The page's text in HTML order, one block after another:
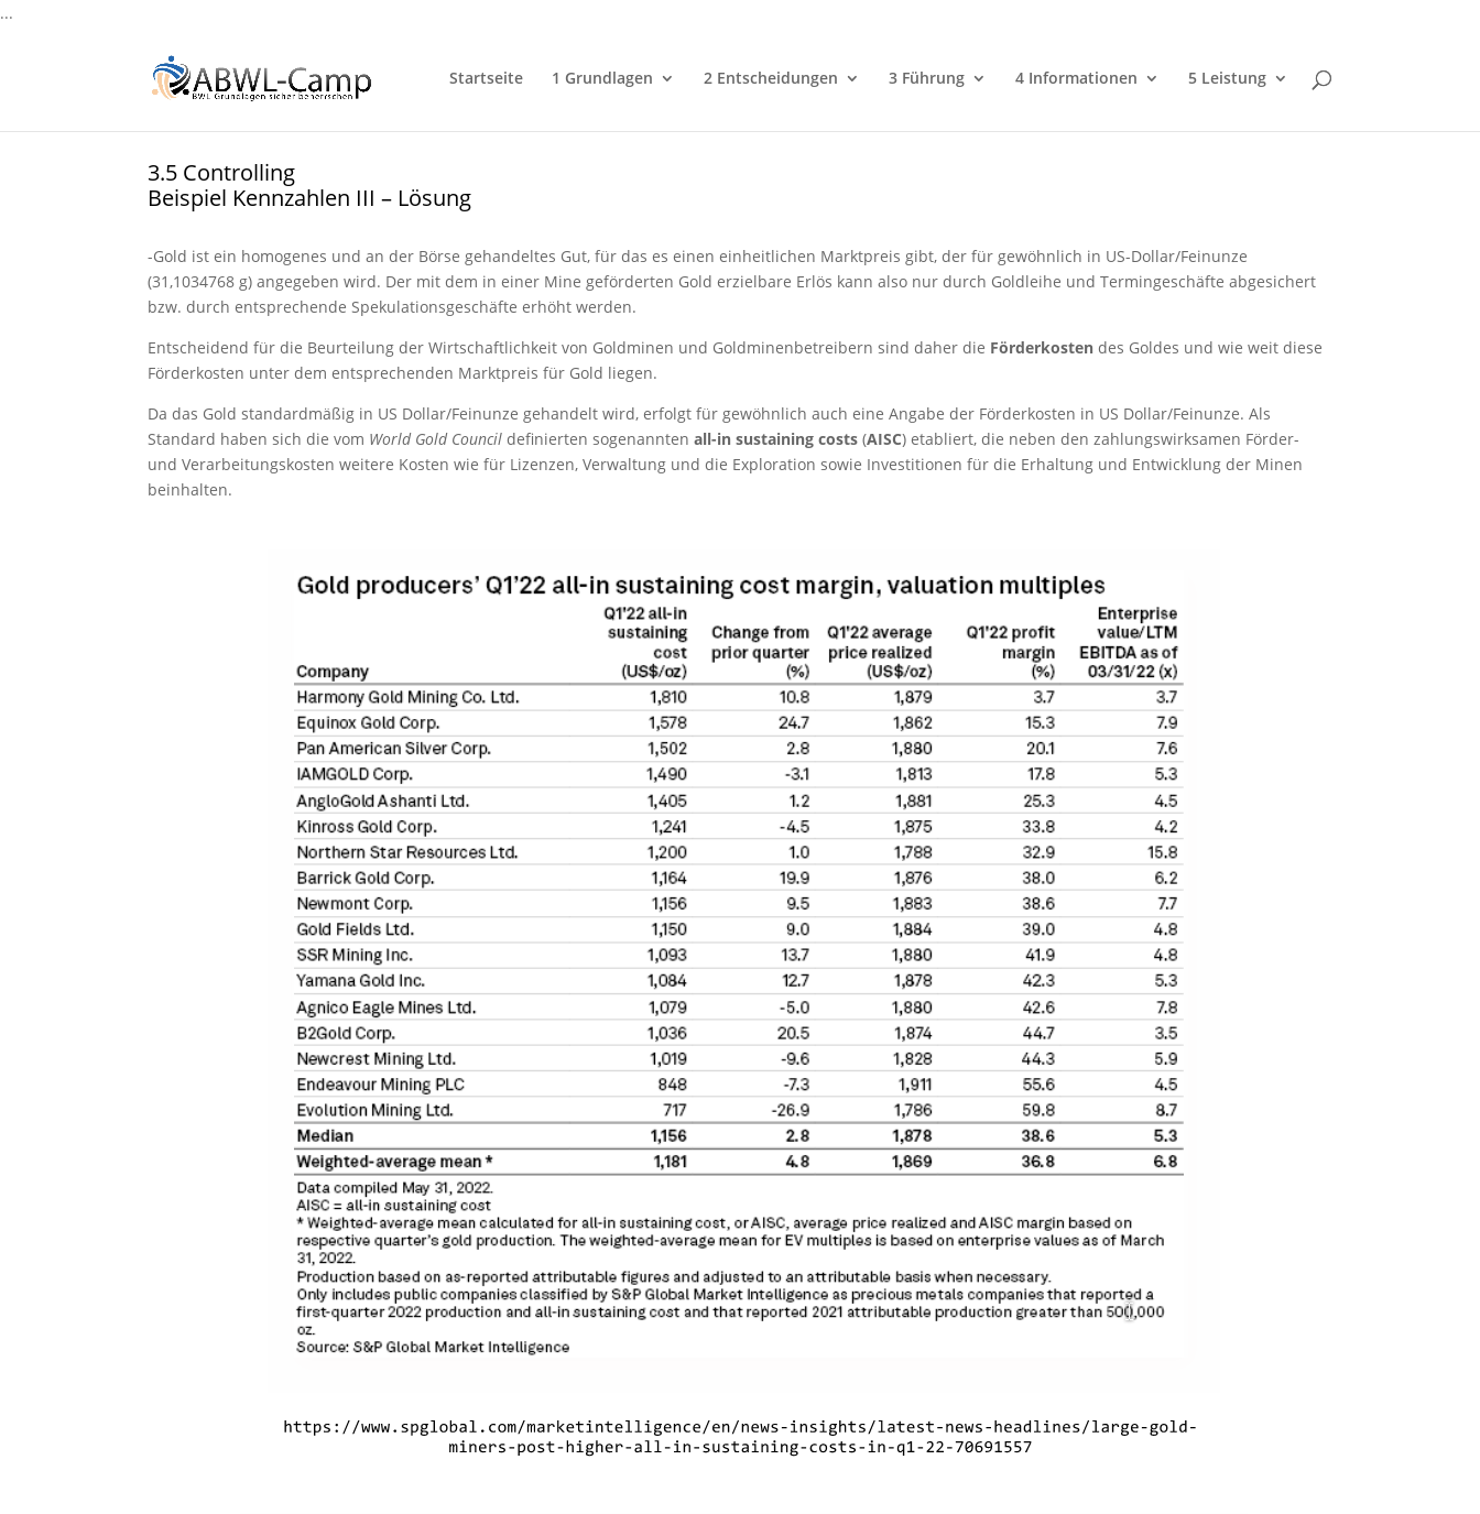
...
Startseite 1 Grundlagen 2 Entscheidungen 3 Führung 4 Informationen 5 Leistung
3.5 Controlling
Beispiel Kennzahlen III – Lösung
-Gold ist ein homogenes und an der Börse gehandeltes Gut, für das es einen einheitlichen Marktpreis gibt, der für gewöhnlich in US-Dollar/Feinunze
(31,1034768 g) angegeben wird. Der mit dem in einer Mine geförderten Gold erzielbare Erlös kann also nur durch Goldleihe und Termingeschäfte abgesichert
bzw. durch entsprechende Spekulationsgeschäfte erhöht werden.
Entscheidend für die Beurteilung der Wirtschaftlichkeit von Goldminen und Goldminenbetreibern sind daher die Förderkosten des Goldes und wie weit diese
Förderkosten unter dem entsprechenden Marktpreis für Gold liegen.
Da das Gold standardmäßig in US Dollar/Feinunze gehandelt wird, erfolgt für gewöhnlich auch eine Angabe der Förderkosten in US Dollar/Feinunze. Als
Standard haben sich die vom World Gold Council definierten sogenanntenall-in sustaining costs (AISC) etabliert, die neben den zahlungswirksamen Förder-
und Verarbeitungskosten weitere Kosten wie für Lizenzen, Verwaltung und die Exploration sowie Investitionen für die Erhaltung und Entwicklung der Minen
beinhalten.